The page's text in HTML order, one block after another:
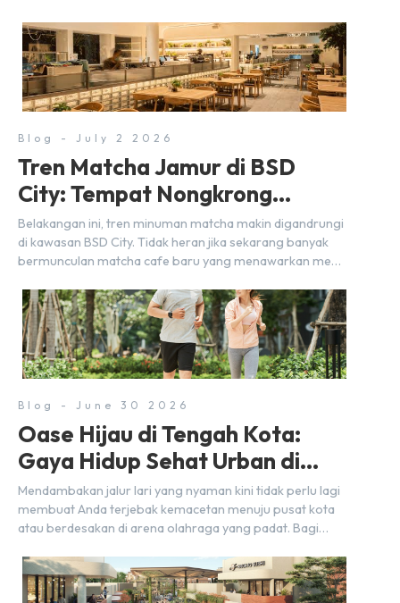
Blog - July 2 2026
Tren Matcha Jamur di BSD
City: Tempat Nongkrong
Estetik Dekat Hunian
Belakangan ini, tren minuman matcha makin digandrungi
di kawasan BSD City. Tidak heran jika sekarang banyak
bermunculan matcha cafe baru yang menawarkan menu
nyaman, baik untuk produktif bekerja (WFC) maupun
sekadar bersantai bersama orang terdekat. Kabar
baiknya, deretan kafe hits ini tersebar di lokasi-lokasi
strategis yang sangat […]
Blog - June 30 2026
Oase Hijau di Tengah Kota:
Gaya Hidup Sehat Urban di
BSD City
Mendambakan jalur lari yang nyaman kini tidak perlu lagi
membuat Anda terjebak kemacetan menuju pusat kota
atau berdesakan di arena olahraga yang padat. Bagi
langsung di lingkungan sekitar yang rindang, estetik, dan
menenangkan. Sebagai kawasan township terpadu, BSD